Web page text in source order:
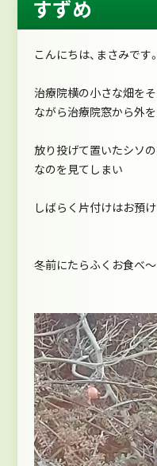
すずめ
こんにちは、まさみです。
治療院横の小さな畑を
ながら治療院窓から外
放り投げて置いたシソ
なのを見てしまい
しばらく片付けはお預け
冬前にたらふくお食べ